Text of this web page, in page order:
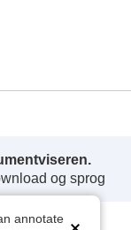
og sprog
annotate